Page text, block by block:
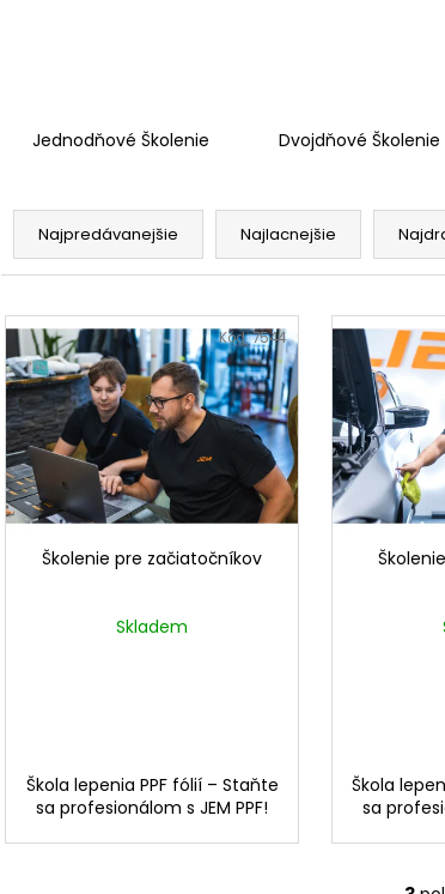
Jednodňové Školenie Dvojdňové Školenie
R
d
n
i
e
p
r
o
d
Najpredávanejšie Najlacnejšie
V
ý
p
i
s
p
r
o
Školenie pre začiatočníkov
Skladem
Škola lepenia PPF fólií – Staňte
sa profesionálom s JEM PPF!
Kód:7544
Škola
sa